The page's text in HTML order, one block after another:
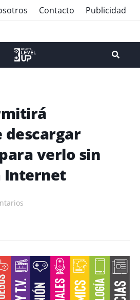
Contacto Publicidad
verlo sin
Internet